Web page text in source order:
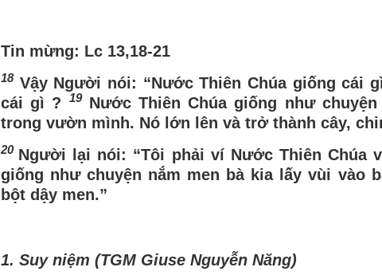
Tin mừng: Lc 13,18-21
18 Vậy Người nói: “Nước Thiên Chúa giống cái
cái gì ?
19Nước Thiên Chúa giống như
trong vườn mình. Nó lớn lên và trở thành cây,
20 Người lại nói: “Tôi phải ví Nước Thiên Chúa
giống như chuyện nắm men bà kia lấy vùi vào
bột dậy men.”
1. Suy niệm (TGM Giuse Nguyễn Năng)